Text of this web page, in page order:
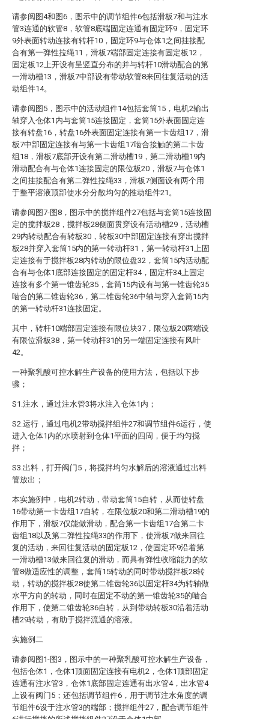
请参阅图4和图6，图示中的调节组件6包括滑板7和与注水
管3连通的软管8，软管8底端固定连通有固定环9，固定环
9外表面转动连接有转杆10，固定环9与仓体1之间挂接配
合有第一弹性拉绳11，滑板7端部固定连接有固定板12，
固定板12上开设有呈竖直分布的并与转杆10滑动配合的第
一滑动槽13，滑板7中部设有带动软管8来回往复活动的活
动组件14。
请参阅图5，图示中的活动组件14包括套筒15，电机2输出
轴穿入仓体1内与套筒15连接固定，套筒15外表面固定连
接有转盘16，转盘16外表面固定连接有第一卡齿组17，滑
板7中部固定连接有与第一卡齿组17啮合接触的第二卡齿
组18，滑板7底部开设有第二滑动槽19，第二滑动槽19内
滑动配合有与仓体1连接固定的限位板20，滑板7与仓体1
之间挂接配合有第二弹性拉绳33，滑板7侧面设有两个用
于整平溶液顶部使水分分散均匀的推动组件21。
请参阅图7-图8，图示中的搅拌组件27包括与套筒15连接固
定的搅拌板28，搅拌板28侧面贯穿设有活动槽29，活动槽
29内转动配合有转板30，转板30中部固定连接有穿出搅拌
板28并穿入套筒15内的第一转动杆31，第一转动杆31上固
定连接有于搅拌板28内转动的限位盘32，套筒15内活动配
合有与仓体1底部连接固定的固定杆34，固定杆34上固定
连接有多个第一锥齿轮35，套筒15内设有与第一锥齿轮35
啮合的第二锥齿轮36，第二锥齿轮36中轴与穿入套筒15内
的第一转动杆31连接固定。
其中，转杆10端部固定连接有限位块37，限位板20两端设
有限位滑板38，第一转动杆31的另一端固定连接有风叶
42。
一种聚乳酸可控水解生产设备的使用方法，包括以下步
骤；
S1.注水，通过注水管3将水注入仓体1内；
S2.运行，通过电机2带动搅拌组件27和调节组件6运行，使
进入仓体1内的水喷射到仓体1平面的四周，便于均匀搅
拌；
S3.出料，打开阀门5，将搅拌均匀水解后的溶液通过出料
管放出；
本实施例中，电机2转动，带动套筒15自转，从而使转盘
16带动第一卡齿组17自转，在限位板20和第二滑动槽19的
作用下，滑板7仅能做滑动，配合第一卡齿组17合第二卡
齿组18以及第二弹性拉绳33的作用下，使滑板7做来回往
复的活动，来回往复活动的固定板12，使固定环9沿着第
一滑动槽13做来回往复的滑动，而具有弹性收缩能力的软
管8做适应性的调整，套筒15转动的同时带动搅拌板28转
动，转动的搅拌板28使第二锥齿轮36以固定杆34为转轴做
水平方向的转动，同时在固定不动的第一锥齿轮35的啮合
作用下，使第二锥齿轮36自转，从到带动转板30沿着活动
槽29转动，有助于搅拌流通的溶液。
实施例二
请参阅图1-图3，图示中的一种聚乳酸可控水解生产设备，
包括仓体1，仓体1顶面固定连接有电机2，仓体1顶部固定
连通有注水管3，仓体1底部固定连通有出水管4，出水管4
上设有阀门5；还包括调节组件6，用于调节注水角度的调
节组件6设于注水管3的端部；搅拌组件27，配合调节组件